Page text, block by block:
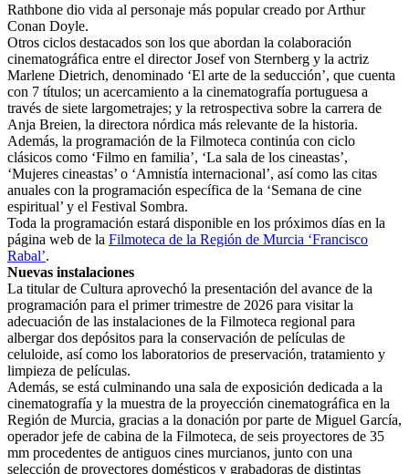
Rathbone dio vida al personaje más popular creado por Arthur
Conan Doyle.
Otros ciclos destacados son los que abordan la colaboración
cinematográfica entre el director Josef von Sternberg y la actriz
Marlene Dietrich, denominado ‘El arte de la seducción’, que cuenta
con 7 títulos; un acercamiento a la cinematografía portuguesa a
través de siete largometrajes; y la retrospectiva sobre la carrera de
Anja Breien, la directora nórdica más relevante de la historia.
Además, la programación de la Filmoteca continúa con ciclo
clásicos como ‘Filmo en familia’, ‘La sala de los cineastas’,
‘Mujeres cineastas’ o ‘Amnistía internacional’, así como las citas
anuales con la programación específica de la ‘Semana de cine
espiritual’ y el Festival Sombra.
Toda la programación estará disponible en los próximos días en la
página web de la Filmoteca de la Región de Murcia ‘Francisco
Rabal’.
Nuevas instalaciones
La titular de Cultura aprovechó la presentación del avance de la
programación para el primer trimestre de 2026 para visitar la
adecuación de las instalaciones de la Filmoteca regional para
albergar dos depósitos para la conservación de películas de
celuloide, así como los laboratorios de preservación, tratamiento y
limpieza de películas.
Además, se está culminando una sala de exposición dedicada a la
cinematografía y la muestra de la proyección cinematográfica en la
Región de Murcia, gracias a la donación por parte de Miguel García,
operador jefe de cabina de la Filmoteca, de seis proyectores de 35
mm procedentes de antiguos cines murcianos, junto con una
selección de proyectores domésticos y grabadoras de distintas